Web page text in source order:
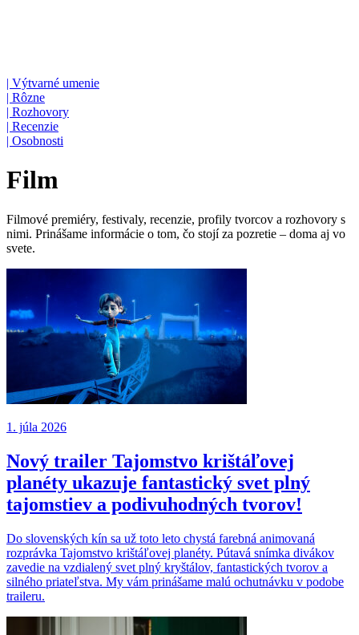
| Výtvarné umenie
| Rôzne
| Rozhovory
| Recenzie
| Osobnosti
Film
Filmové premiéry, festivaly, recenzie, profily tvorcov a rozhovory s
nimi. Prinášame informácie o tom, čo stojí za pozretie – doma aj vo
svete.
1. júla 2026
Nový trailer Tajomstvo krištáľovej
planéty ukazuje fantastický svet plný
tajomstiev a podivuhodných tvorov!
Do slovenských kín sa už toto leto chystá farebná animovaná
rozprávka Tajomstvo krištáľovej planéty. Pútavá snímka divákov
zavedie na vzdialený svet plný kryštálov, fantastických tvorov a
silného priateľstva. My vám prinášame malú ochutnávku v podobe
traileru.